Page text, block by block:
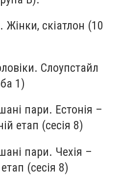
скіатлон (10
Слоупстайл
1)
пари. Естонія –
етап (сесія 8)
пари. Чехія –
(сесія 8)